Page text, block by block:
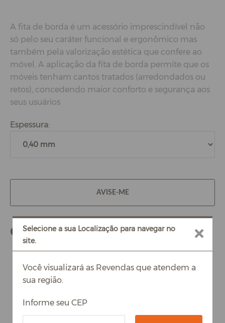
A fita de borda é um acessório imprescindível não
só pelo seu caráter funcional e ergonômico mas
também pela valorização estética que confere ao
móvel. A aplicação da fita de borda permite que os
móveis tenham cantos tratados (arredondados ou
retos), concedendo maior conforto e segurança aos
seus usuários
Espessura:
AVISE-ME
Compre também
Você visualizará as Revendas que atendem a
sua região.
Informe seu CEP
Selecione a sua Localização para navegar no
site.